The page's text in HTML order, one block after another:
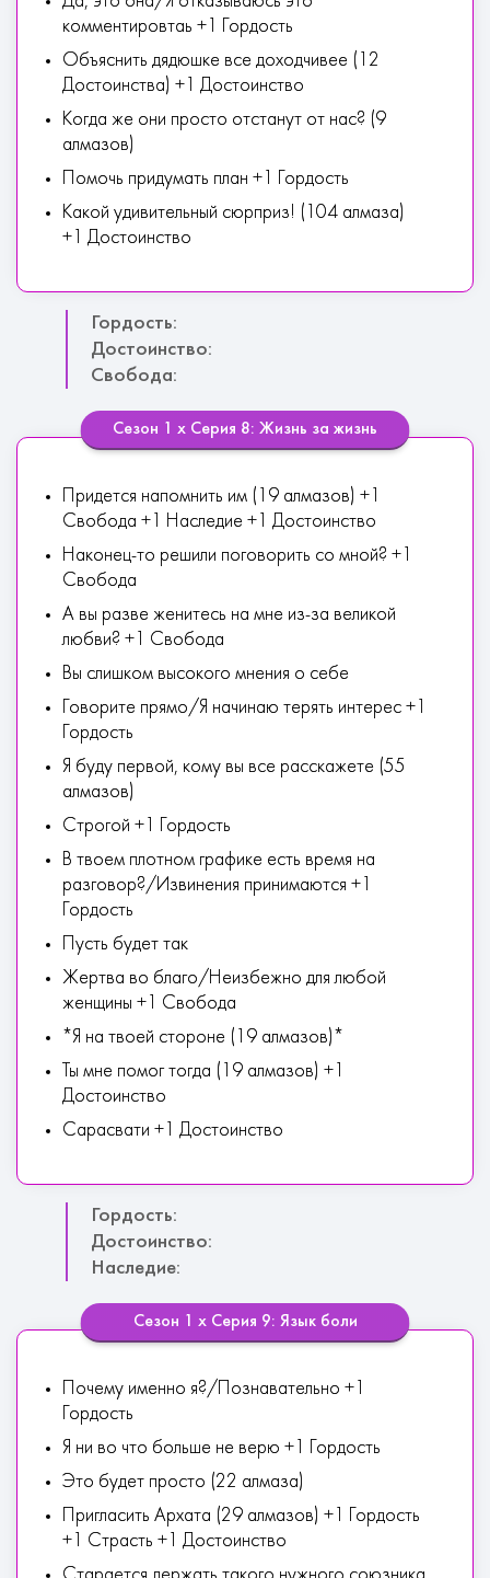
комментировтаь +1 Гордость
Объяснить дядюшке все доходчивее (12
Достоинства) +1 Достоинство
Когда же они просто отстанут от нас? (9
алмазов)
Помочь придумать план +1 Гордость
Какой удивительный сюрприз! (104 алмаза)
+1 Достоинство
Гордость:
Достоинство:
Свобода:
Сезон 1 х Серия 8: Жизнь за жизнь
Придется напомнить им (19 алмазов) +1
Свобода +1 Наследие +1 Достоинство
Наконец-то решили поговорить со мной? +1
Свобода
А вы разве женитесь на мне из-за великой
любви? +1 Свобода
Вы слишком высокого мнения о себе
Говорите прямо/Я начинаю терять интерес +1
Гордость
Я буду первой, кому вы все расскажете (55
алмазов)
Строгой +1 Гордость
В твоем плотном графике есть время на
разговор?/Извинения принимаются +1
Гордость
Пусть будет так
Жертва во благо/Неизбежно для любой
женщины +1 Свобода
*Я на твоей стороне (19 алмазов)*
Ты мне помог тогда (19 алмазов) +1
Достоинство
Сарасвати +1 Достоинство
Гордость:
Достоинство:
Наследие:
Сезон 1 х Серия 9: Язык боли
Почему именно я?/Познавательно +1
Гордость
Я ни во что больше не верю +1 Гордость
Это будет просто (22 алмаза)
Пригласить Архата (29 алмазов) +1 Гордость
+1 Страсть +1 Достоинство